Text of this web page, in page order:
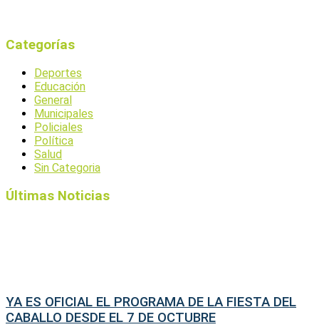
Categorías
Deportes
Educación
General
Municipales
Policiales
Política
Salud
Sin Categoria
Últimas Noticias
YA ES OFICIAL EL PROGRAMA DE LA FIESTA DEL
CABALLO DESDE EL 7 DE OCTUBRE